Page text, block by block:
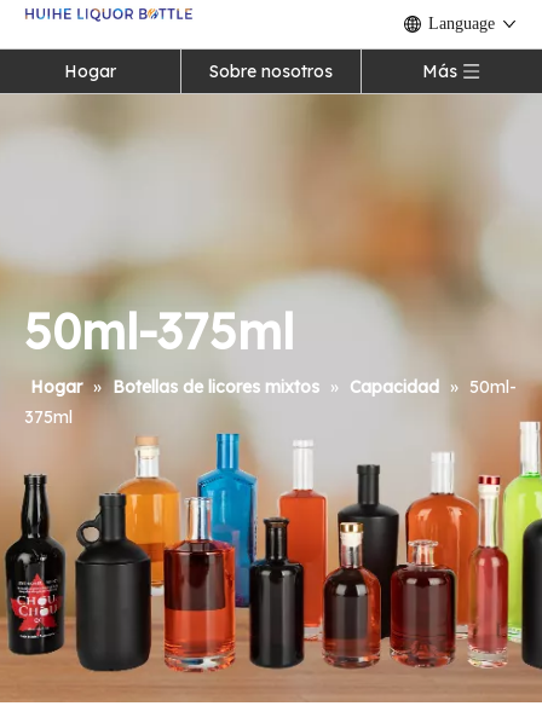
Language
Hogar Sobre nosotros Más
50ml-375ml
Hogar » Botellas de licores mixtos » Capacidad » 50ml-
375ml